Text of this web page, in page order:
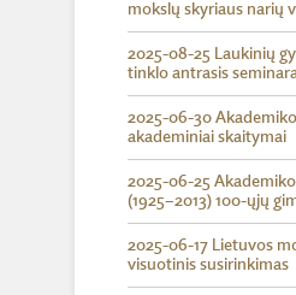
mokslų skyriaus narių
2025-08-25 Laukinių
tinklo antrasis
2025-06-30
akademiniai skaitymai
2025-06-25
(1925–2013) 100-ųjų
2025-06-17 Lietuvos
visuotinis susirinkimas